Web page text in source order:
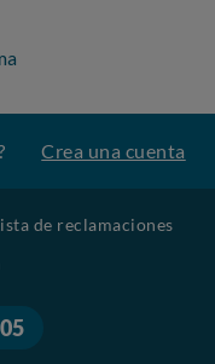
Crea una cuenta
de reclamaciones